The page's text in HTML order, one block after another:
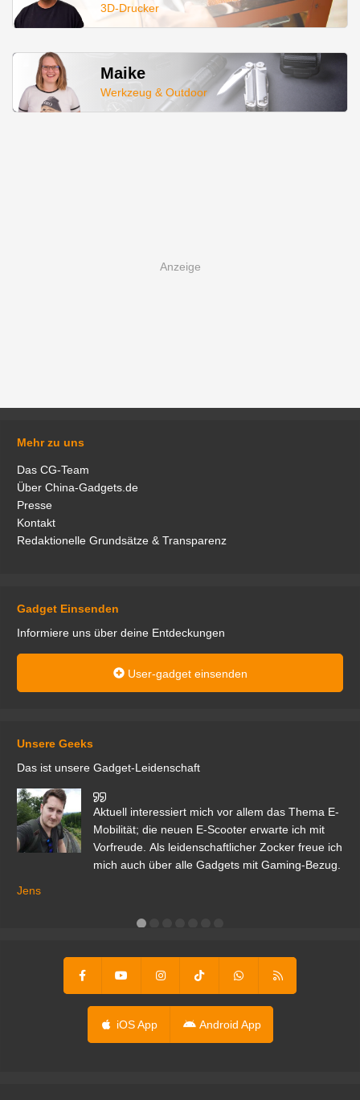
3D-Drucker
Maike
Werkzeug & Outdoor
Mehr zu uns
Das CG-Team
Über China-Gadgets.de
Presse
Kontakt
Redaktionelle Grundsätze & Transparenz
Gadget Einsenden
Informiere uns über deine Entdeckungen
User-gadget einsenden
Unsere Geeks
Das ist unsere Gadget-Leidenschaft
Aktuell interessiert mich vor allem das Thema E-
Mobilität; die neuen E-Scooter erwarte ich mit
Vorfreude. Als leidenschaftlicher Zocker freue ich
mich auch über alle Gadgets mit Gaming-Bezug.
Jens
iOS App Android App